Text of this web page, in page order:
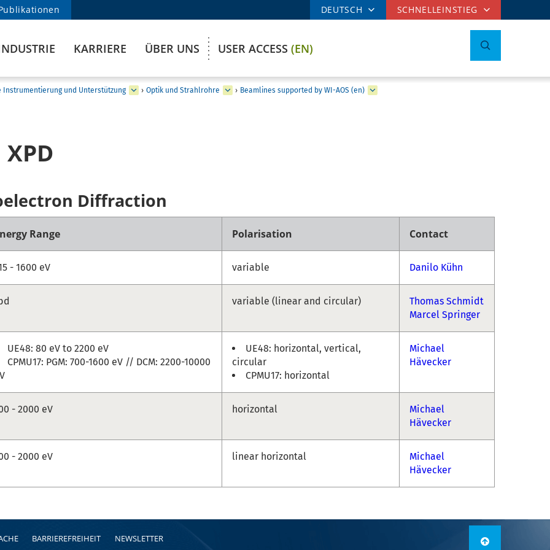
DEUTSCH SCHNELLEINSTIEG
KARRIERE ÜBER UNS USER ACCESS (EN)
Instrumentierung und Unterstützung › Optik und Strahlrohre › Beamlines supported by WI-AOS (en)
Diffraction
Range Polarisation Contact
- 1600 eV variable Danilo Kühn
variable (linear and circular)
Thomas Schmidt
Marcel Springer
UE48: 80 eV to 2200 eV
CPMU17: PGM: 700-1600 eV // DCM: 2200-10000
UE48: horizontal, vertical,
circular
CPMU17: horizontal
Michael
Hävecker
- 2000 eV horizontal
Michael
Hävecker
- 2000 eV linear horizontal
Michael
Hävecker
BARRIEREFREIHEIT NEWSLETTER